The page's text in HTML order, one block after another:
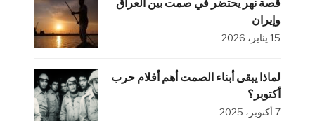
قصة نهر يحتضر في صمت بين العراق
وإيران
15 يناير، 2026
لماذا يبقى أبناء الصمت أهم أفلام حرب
أكتوبر؟
7 أكتوبر، 2025